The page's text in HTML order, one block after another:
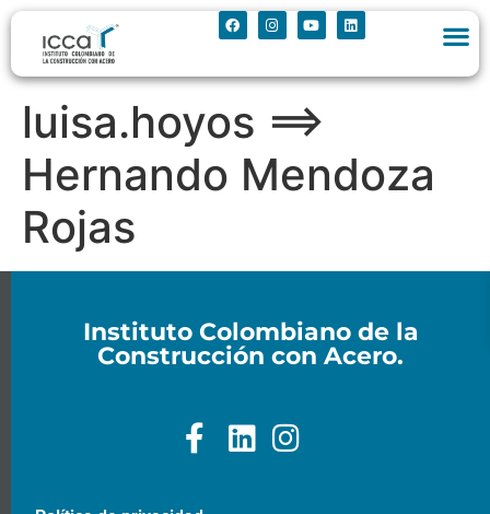
luisa.hoyos ==>
Hernando Mendoza
Rojas
Instituto Colombiano de la
Construcción con Acero.